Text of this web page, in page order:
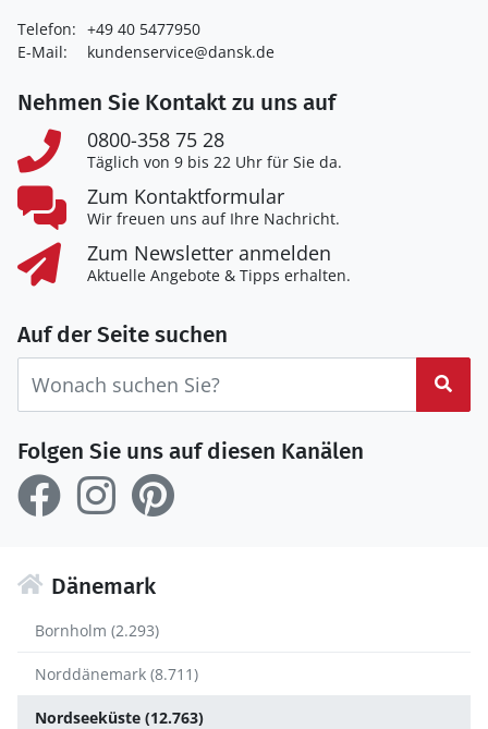
Telefon: +49 40 5477950
E-Mail:
kundenservice@dansk.de
Nehmen Sie Kontakt zu uns auf
0800-358 75 28
Täglich von 9 bis 22 Uhr für Sie da.
Zum Kontaktformular
Wir freuen uns auf Ihre Nachricht.
Zum Newsletter anmelden
Aktuelle Angebote & Tipps erhalten.
Auf der Seite suchen
Folgen Sie uns auf diesen Kanälen
Dänemark
Bornholm (2.293)
Norddänemark (8.711)
Nordseeküste (12.763)